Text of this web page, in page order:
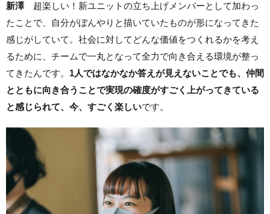
新澤超楽しい！新ユニットの立ち上げメンバーとして加わっ
たことで、自分がぼんやりと描いていたものが形になってきた
感じがしていて。社会に対してどんな価値をつくれるかを考え
るために、チームで一丸となって全力で向き合える環境が整っ
てきたんです。 1人ではなかなか答えが見えないことでも、仲間
とともに向き合うことで実現の確度がすごく上がってきている
と感じられて、今、すごく楽しいです。